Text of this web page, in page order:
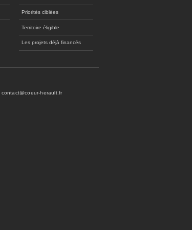
Priorités ciblées
Territoire éligible
Les projets déjà financés
contact@coeur-herault.fr